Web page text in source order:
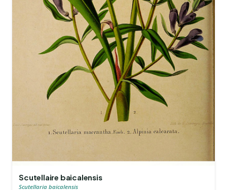
Scutellaire baicalensis
Scutellaria baicalensis